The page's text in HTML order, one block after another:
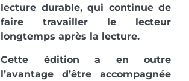
lecture durable, qui continue de
faire travailler le lecteur
longtemps après la lecture.
Cette édition a en outre
l’avantage d’être accompagnée